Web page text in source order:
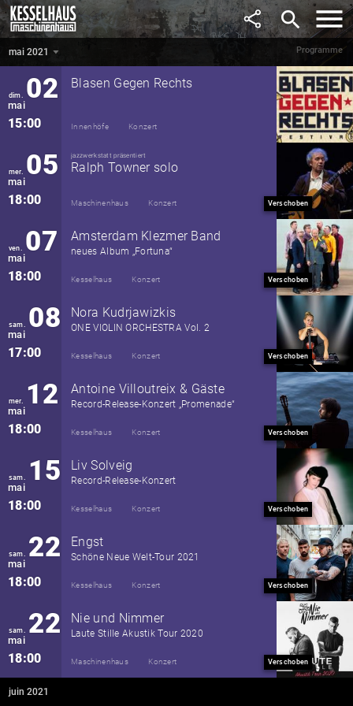
search
Programme
18:00 Maschinenhaus Konzert Abgesagt
mai 2021
dim. 02
mai
15:00
Blasen Gegen Rechts
Innenhöfe Konzert
mer. 05
mai
18:00
jazzwerkstatt präsentiert
Ralph Towner solo
Maschinenhaus Konzert Verschoben
ven. 07
mai
18:00
Amsterdam Klezmer Band
neues Album „Fortuna“
Kesselhaus Konzert Verschoben
sam. 08
mai
17:00
Nora Kudrjawizkis
ONE VIOLIN ORCHESTRA Vol. 2
Kesselhaus Konzert Verschoben
mer. 12
mai
18:00
Antoine Villoutreix & Gäste
Record-Release-Konzert „Promenade“
Kesselhaus Konzert Verschoben
sam. 15
mai
18:00
Liv Solveig
Record-Release-Konzert
Kesselhaus Konzert Verschoben
sam. 22
mai
18:00
Engst
Schöne Neue Welt-Tour 2021
Kesselhaus Konzert Verschoben
sam. 22
mai
18:00
Nie und Nimmer
Laute Stille Akustik Tour 2020
Maschinenhaus Konzert Verschoben
juin 2021
mai 2021 ▼